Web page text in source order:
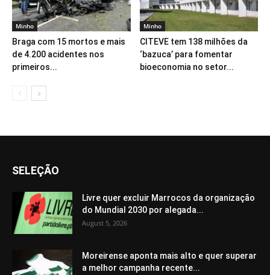
Minho
Braga com 15 mortos e mais
de 4.200 acidentes nos
primeiros...
Minho
CITEVE tem 138 milhões da
‘bazuca’ para fomentar
bioeconomia no setor...
SELEÇÃO
Livre quer excluir Marrocos da organização
do Mundial 2030 por alegada...
August 5, 2026
Moreirense aponta mais alto e quer superar
a melhor campanha recente...